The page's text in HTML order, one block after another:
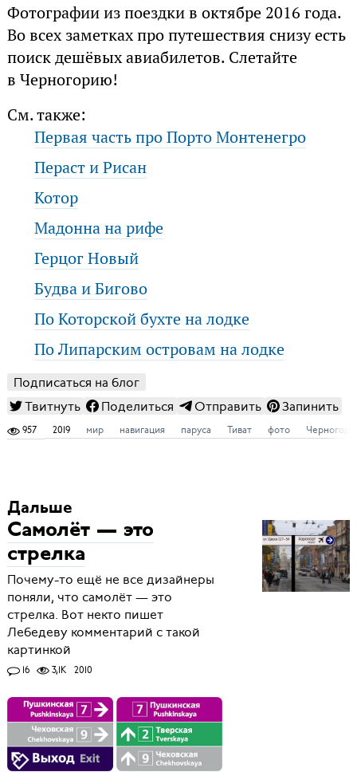
Фотографии из поездки в октябре 2016 года.
Во всех заметках про путешествия снизу есть
поиск дешёвых авиабилетов. Слетайте
в Черногорию!
См. также:
Первая часть про Порто Монтенегро
Пераст и Рисан
Котор
Мадонна на рифе
Герцог Новый
Будва и Бигово
По Которской бухте на лодке
По Липарским островам на лодке
Подписаться на блог
Твитнуть
Поделиться Отправить Запинить
957 2019 мир навигация паруса Тиват фото
Дальше
Самолёт — это
стрелка
Почему-то ещё не все дизайнеры
поняли, что самолёт — это
стрелка. Вот некто пишет
Лебедеву комментарий с такой
картинкой
16 3,1K 2010